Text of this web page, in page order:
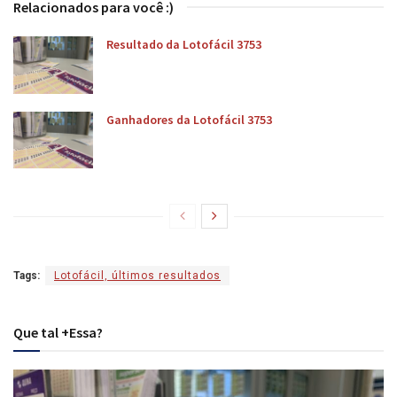
Relacionados para você :)
Resultado da Lotofácil 3753
Ganhadores da Lotofácil 3753
Tags: Lotofácil, últimos resultados
Que tal +Essa?